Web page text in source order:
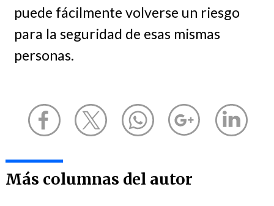
puede fácilmente volverse un riesgo
para la seguridad de esas mismas
personas.
Más columnas del autor